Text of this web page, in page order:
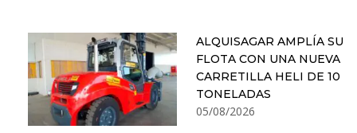
ALQUISAGAR AMPLÍA SU
FLOTA CON UNA NUEVA
CARRETILLA HELI DE 10
TONELADAS
05/08/2026